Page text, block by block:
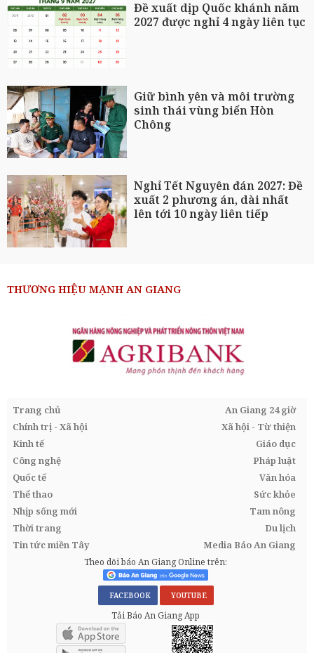
Đề xuất dịp Quốc khánh năm
2027 được nghỉ 4 ngày liên tục
Giữ bình yên và môi trường
sinh thái vùng biển Hòn
Chông
Nghỉ Tết Nguyên đán 2027: Đề
xuất 2 phương án, dài nhất
lên tới 10 ngày liên tiếp
THƯƠNG HIỆU MẠNH AN GIANG
Trang chủ
An Giang 24 giờ
Chính trị - Xã hội
Xã hội - Từ thiện
Kinh tế
Giáo dục
Công nghệ
Pháp luật
Quốc tế
Văn hóa
Thể thao
Sức khỏe
Nhịp sống mới
Tam nông
Thời trang
Du lịch
Tin tức miền Tây
Media Báo An Giang
Theo dõi báo An Giang Online trên:
FACEBOOK YOUTUBE
Tải Báo An Giang App